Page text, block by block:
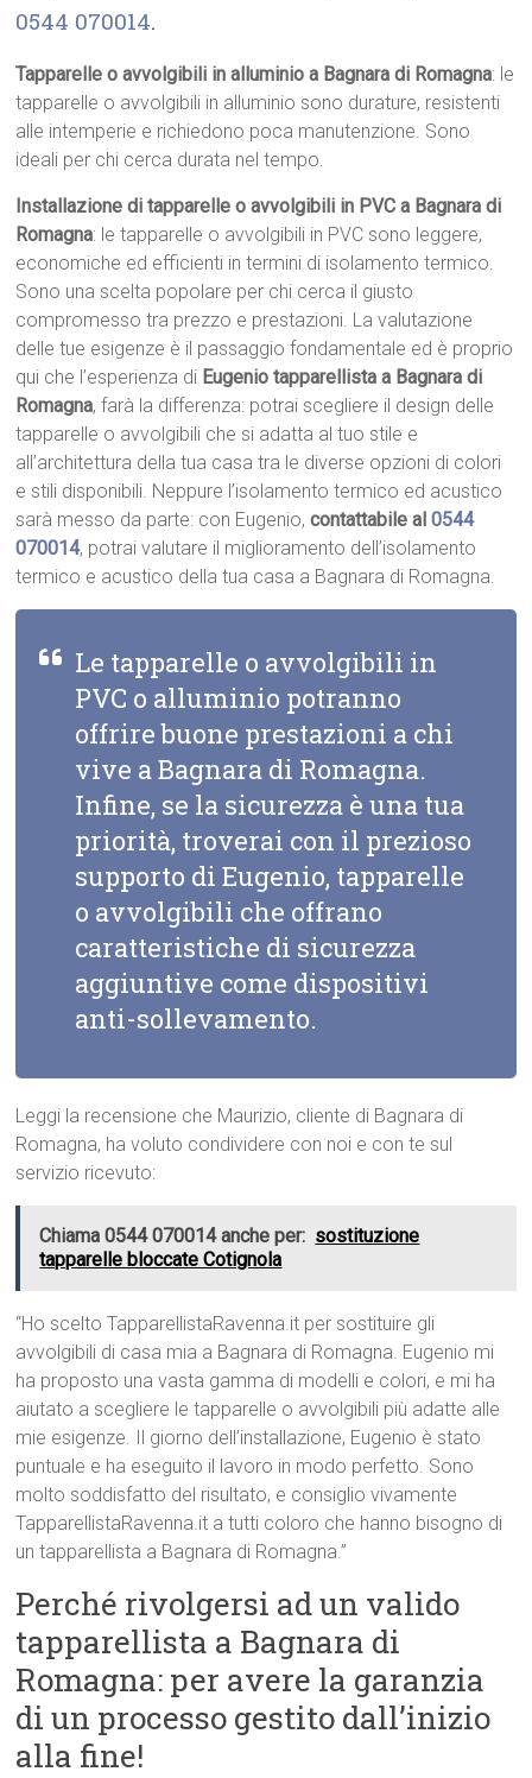
0544 070014.
Tapparelle o avvolgibili in alluminio a Bagnara di Romagna: le
tapparelle o avvolgibili in alluminio sono durature, resistenti
alle intemperie e richiedono poca manutenzione. Sono
ideali per chi cerca durata nel tempo.
Installazione di tapparelle o avvolgibili in PVC a Bagnara di
Romagna: le tapparelle o avvolgibili in PVC sono leggere,
economiche ed efficienti in termini di isolamento termico.
Sono una scelta popolare per chi cerca il giusto
compromesso tra prezzo e prestazioni. La valutazione
delle tue esigenze è il passaggio fondamentale ed è proprio
qui che l’esperienza di Eugenio tapparellista a Bagnara di
Romagna, farà la differenza: potrai scegliere il design delle
tapparelle o avvolgibili che si adatta al tuo stile e
all’architettura della tua casa tra le diverse opzioni di colori
e stili disponibili. Neppure l’isolamento termico ed acustico
sarà messo da parte: con Eugenio,contattabile al0544
070014, potrai valutare il miglioramento dell’isolamento
termico e acustico della tua casa a Bagnara di Romagna.
Le tapparelle o avvolgibili in
PVC o alluminio potranno
offrire buone prestazioni a chi
vive a Bagnara di Romagna.
Infine, se la sicurezza è una tua
priorità, troverai con il prezioso
supporto di Eugenio, tapparelle
o avvolgibili che offrano
caratteristiche di sicurezza
aggiuntive come dispositivi
anti-sollevamento.
Leggi la recensione che Maurizio, cliente di Bagnara di
Romagna, ha voluto condividere con noi e con te sul
servizio ricevuto:
Chiama 0544 070014 anche per: sostituzione
tapparelle bloccate Cotignola
“Ho scelto TapparellistaRavenna.it per sostituire gli
avvolgibili di casa mia a Bagnara di Romagna. Eugenio mi
ha proposto una vasta gamma di modelli e colori, e mi ha
aiutato a scegliere le tapparelle o avvolgibili più adatte alle
mie esigenze. Il giorno dell’installazione, Eugenio è stato
puntuale e ha eseguito il lavoro in modo perfetto. Sono
molto soddisfatto del risultato, e consiglio vivamente
TapparellistaRavenna.it a tutti coloro che hanno bisogno di
un tapparellista a Bagnara di Romagna.”
Perché rivolgersi ad un valido
tapparellista a Bagnara di
Romagna: per avere la garanzia
di un processo gestito dall’inizio
alla fine!